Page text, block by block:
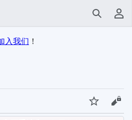
搜索 用
入我们 ！
监视 查